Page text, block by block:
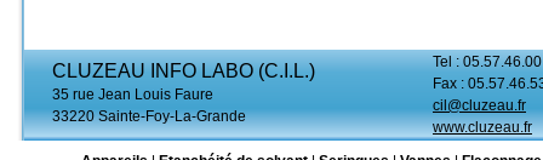
CLUZEAU INFO LABO (C.I.L.)
35 rue Jean Louis Faure
33220 Sainte-Foy-La-Grande
Tel :
Fax :
cil@cluzeau.fr
www.cluzeau.fr